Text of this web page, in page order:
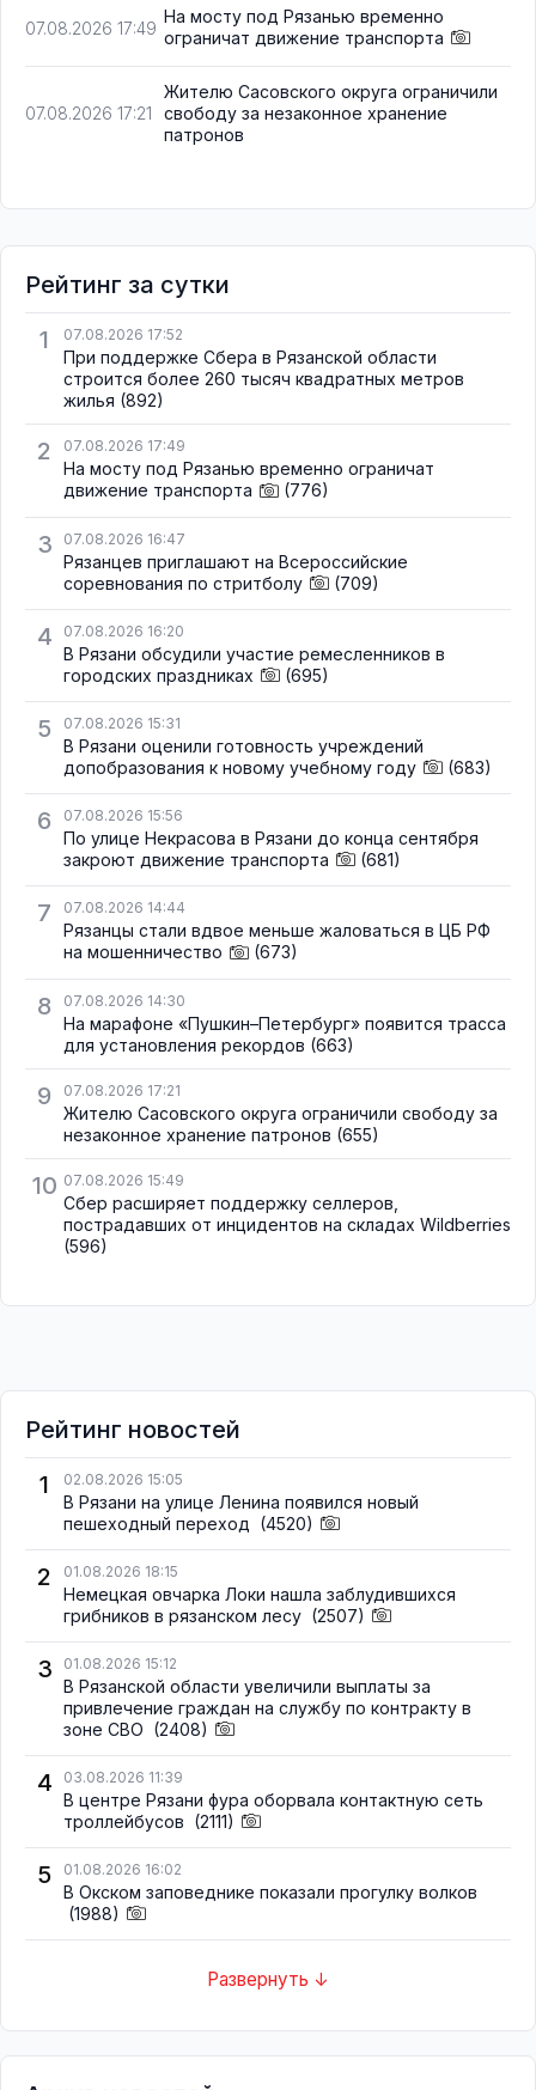
07.08.2026 17:49
На мосту под Рязанью временно
ограничат движение транспорта
07.08.2026 17:21
Жителю Сасовского округа ограничили
свободу за незаконное хранение
патронов
Рейтинг за сутки
1
07.08.2026 17:52
При поддержке Сбера в Рязанской области
строится более 260 тысяч квадратных метров
жилья (892)
2 07.08.2026 17:49
На мосту под Рязанью временно ограничат
движение транспорта
(776)
3 07.08.2026 16:47
Рязанцев приглашают на Всероссийские
соревнования по стритболу
(709)
4 07.08.2026 16:20
В Рязани обсудили участие ремесленников в
городских праздниках
(695)
5 07.08.2026 15:31
В Рязани оценили готовность учреждений
допобразования к новому учебному году
(683)
6 07.08.2026 15:56
По улице Некрасова в Рязани до конца сентября
закроют движение транспорта
(681)
7 07.08.2026 14:44
Рязанцы стали вдвое меньше жаловаться в ЦБ РФ
на мошенничество
(673)
8 07.08.2026 14:30
На марафоне «Пушкин–Петербург» появится трасса
для установления рекордов (663)
9 07.08.2026 17:21
Жителю Сасовского округа ограничили свободу за
незаконное хранение патронов (655)
10 07.08.2026 15:49
Сбер расширяет поддержку селлеров,
пострадавших от инцидентов на складах Wildberries
(596)
Рейтинг новостей
1
02.08.2026 15:05
В Рязани на улице Ленина появился новый
пешеходный переход (4520)
2 01.08.2026 18:15
Немецкая овчарка Локи нашла заблудившихся
грибников в рязанском лесу (2507)
3 01.08.2026 15:12
В Рязанской области увеличили выплаты за
привлечение граждан на службу по контракту в
зоне СВО (2408)
4 03.08.2026 11:39
В центре Рязани фура оборвала контактную сеть
троллейбусов (2111)
5 01.08.2026 16:02
В Окском заповеднике показали прогулку волков
(1988)
Развернуть ↓